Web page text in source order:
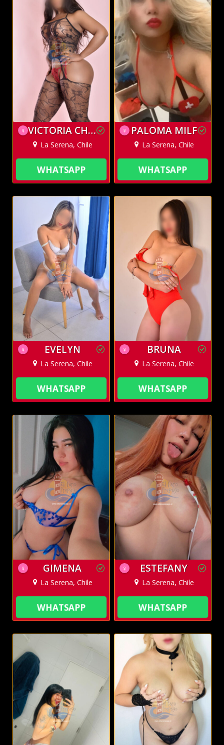
♀ VICTORIA CHOCOLATE
La Serena, Chile
WHATSAPP
♀ PALOMA MILF
La Serena, Chile
WHATSAPP
♀ EVELYN
La Serena, Chile
WHATSAPP
♀ BRUNA
La Serena, Chile
WHATSAPP
♀ GIMENA
La Serena, Chile
WHATSAPP
♀ ESTEFANY
La Serena, Chile
WHATSAPP